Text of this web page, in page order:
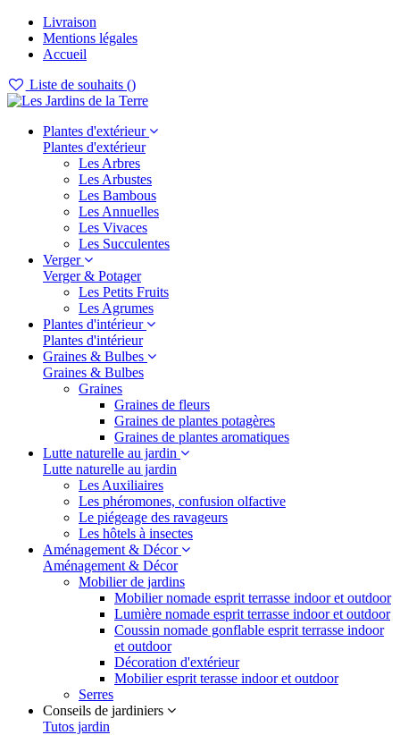
Livraison
Mentions légales
Accueil
Liste de souhaits ()
Plantes d'extérieur
Plantes d'extérieur
Les Arbres
Les Arbustes
Les Bambous
Les Annuelles
Les Vivaces
Les Succulentes
Verger
Verger & Potager
Les Petits Fruits
Les Agrumes
Plantes d'intérieur
Plantes d'intérieur
Graines & Bulbes
Graines & Bulbes
Graines
Graines de fleurs
Graines de plantes potagères
Graines de plantes aromatiques
Lutte naturelle au jardin
Lutte naturelle au jardin
Les Auxiliaires
Les phéromones, confusion olfactive
Le piégeage des ravageurs
Les hôtels à insectes
Aménagement & Décor
Aménagement & Décor
Mobilier de jardins
Mobilier nomade esprit terrasse indoor et outdoor
Lumière nomade esprit terrasse indoor et outdoor
Coussin nomade gonflable esprit terrasse indoor
et outdoor
Décoration d'extérieur
Mobilier esprit terasse indoor et outdoor
Serres
Conseils de jardiniers
Tutos jardin